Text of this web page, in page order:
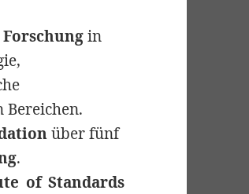
Forschungin
über fünf
.
of Standards